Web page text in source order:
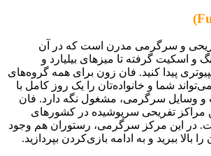
و سرگرمی مدرن است که در آن
و اسکیت گرفته تا میزهای بیلیارد و
پیدا کنید. فان زون برای همه گروه‌های
شما و خانواده‌تان را یک روز کامل با
و وسایل سرگرمی، مشغول نگه دارد. فان
مراکز تفریحی سرپوشیده در کشورهای
در این مرکز سرگرمی، رستوران هم وجود
را بالا ببرید و به ادامه بازی‌کردن بپردازید.